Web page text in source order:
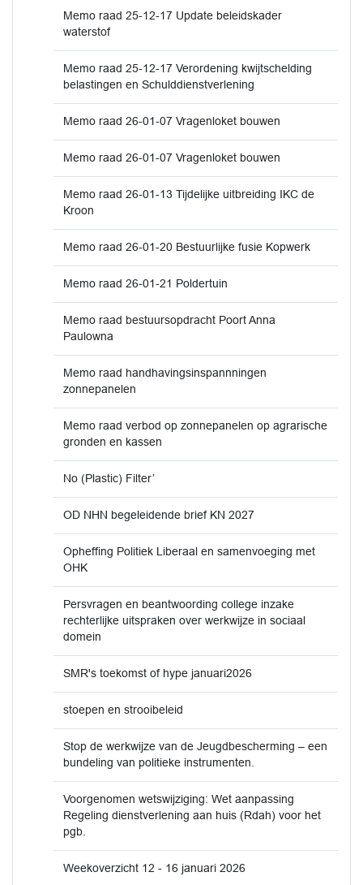
Memo raad 25-12-17 Update beleidskader
waterstof
Memo raad 25-12-17 Verordening kwijtschelding
belastingen en Schulddienstverlening
Memo raad 26-01-07 Vragenloket bouwen
Memo raad 26-01-07 Vragenloket bouwen
Memo raad 26-01-13 Tijdelijke uitbreiding IKC de
Kroon
Memo raad 26-01-20 Bestuurlijke fusie Kopwerk
Memo raad 26-01-21 Poldertuin
Memo raad bestuursopdracht Poort Anna
Paulowna
Memo raad handhavingsinspannningen
zonnepanelen
Memo raad verbod op zonnepanelen op agrarische
gronden en kassen
No (Plastic) Filter’
OD NHN begeleidende brief KN 2027
Opheffing Politiek Liberaal en samenvoeging met
OHK
Persvragen en beantwoording college inzake
rechterlijke uitspraken over werkwijze in sociaal
domein
SMR's toekomst of hype januari2026
stoepen en strooibeleid
Stop de werkwijze van de Jeugdbescherming – een
bundeling van politieke instrumenten.
Voorgenomen wetswijziging: Wet aanpassing
Regeling dienstverlening aan huis (Rdah) voor het
pgb.
Weekoverzicht 12 - 16 januari 2026